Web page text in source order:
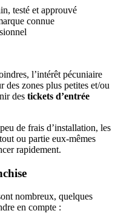
testé et approuvé
connue
l’intérêt pécuniaire
des zones plus petites et/ou
des tickets d’entrée
de frais d’installation, les
ou partie eux-mêmes
rapidement.
nombreux, quelques
en compte :